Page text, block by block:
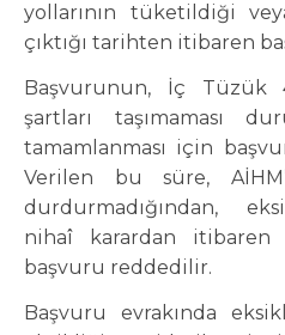
yollarının tüketildiği
çıktığı tarihten itibaren
Başvurunun, İç Tüzük
şartları taşımaması
tamamlanması için
Verilen bu süre,
durdurmadığından,
nihaî karardan itibaren
başvuru reddedilir.
Başvuru evrakında